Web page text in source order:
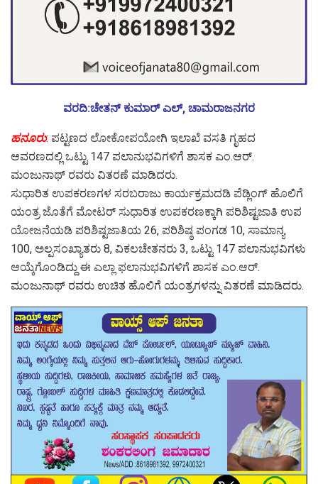
ವರದಿ:ಚೇತನ್ ಕುಮಾರ್ ಎಲ್, ಚಾಮರಾಜನಗರ
ಹನೂರು: ಪಟ್ಟಣದ ಲೋಕೋಪಯೋಗಿ ಇಲಾಖೆ ವಸತಿ ಗೃಹದ
ಆವರಣದಲ್ಲಿ ಒಟ್ಟು 147 ಪಲಾನುಭವಿಗಳಿಗೆ ಶಾಸಕ ಎಂ.ಆರ್.
ಮಂಜುನಾಥ್ ರವರು ವಿತರಣೆ ಮಾಡಿದರು.
ಸುಧಾರಿತ ಉಪಕರಣಗಳ ಸರಬರಾಜು ಕಾರ್ಯಕ್ರಮದಡಿ ಪೆಡ್ಲಿಂಗ್ ಹೊಲಿಗೆ
ಯಂತ್ರ ಜೊತೆಗೆ ಮೋಟರ್ ಸುಧಾರಿತ ಉಪಕರಣಕ್ಕಾಗಿ ಪರಿಶಿಷ್ಟಜಾತಿ ಉಪ
ಯೋಜನೆಯಡಿ ಪರಿಶಿಷ್ಟಜಾತಿಯ 26, ಪರಿಶಿಷ್ಠ ಪಂಗಡ 10, ಸಾಮಾನ್ಯ
100, ಅಲ್ಪಸಂಖ್ಯಾತರು 8, ವಿಕಲಚೇತನರು 3, ಒಟ್ಟು 147 ಪಲಾನುಭವಿಗಳು
ಆಯ್ಕೆಗೊಂಡಿದ್ದು ಈ ಎಲ್ಲಾ ಫಲಾನುಭವಿಗಳಿಗೆ ಶಾಸಕ ಎಂ.ಆರ್.
ಮಂಜುನಾಥ್ ರವರು ಉಚಿತ ಹೊಲಿಗೆ ಯಂತ್ರಗಳನ್ನು ವಿತರಣೆ ಮಾಡಿದರು.